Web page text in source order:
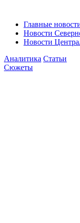
Главные
Новости
Новости
Аналитика Статьи
Сюжеты